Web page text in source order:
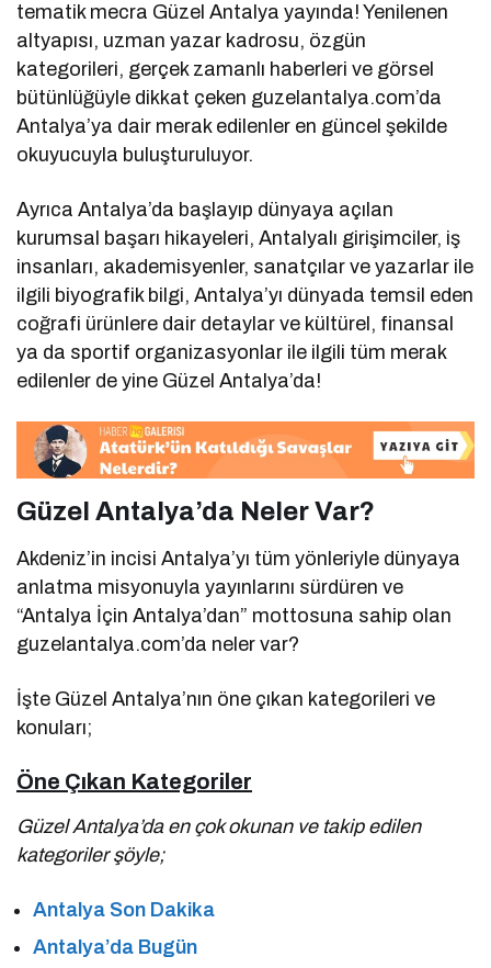
tematik mecra Güzel Antalya yayında! Yenilenen
altyapısı, uzman yazar kadrosu, özgün
kategorileri, gerçek zamanlı haberleri ve görsel
bütünlüğüyle dikkat çeken guzelantalya.com’da
Antalya’ya dair merak edilenler en güncel şekilde
okuyucuyla buluşturuluyor.
Ayrıca Antalya’da başlayıp dünyaya açılan
kurumsal başarı hikayeleri, Antalyalı girişimciler, iş
insanları, akademisyenler, sanatçılar ve yazarlar ile
ilgili biyografik bilgi, Antalya’yı dünyada temsil eden
coğrafi ürünlere dair detaylar ve kültürel, finansal
ya da sportif organizasyonlar ile ilgili tüm merak
edilenler de yine Güzel Antalya’da!
Güzel Antalya’da Neler Var?
Akdeniz’in incisi Antalya’yı tüm yönleriyle dünyaya
anlatma misyonuyla yayınlarını sürdüren ve
“Antalya İçin Antalya’dan” mottosuna sahip olan
guzelantalya.com’da neler var?
İşte Güzel Antalya’nın öne çıkan kategorileri ve
konuları;
Öne Çıkan Kategoriler
Güzel Antalya’da en çok okunan ve takip edilen
kategoriler şöyle;
Antalya Son Dakika
Antalya’da Bugün